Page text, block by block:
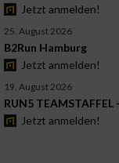
Jetzt anmelden!
25. August 2026
B2Run Hamburg
Jetzt anmelden!
19. August 2026
RUN5
Jetzt anmelden!